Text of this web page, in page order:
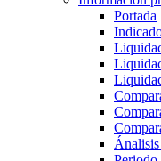
Portada
Ánalisis